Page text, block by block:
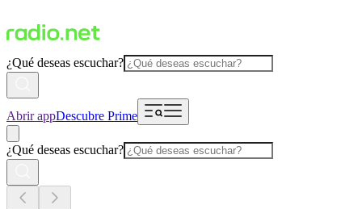
¿Qué deseas escuchar?
Abrir appDescubre Prime
¿Qué deseas escuchar?